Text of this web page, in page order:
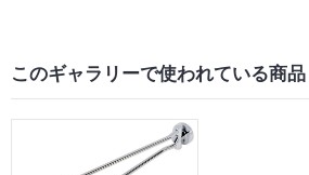
このギャラリーで使われている商品